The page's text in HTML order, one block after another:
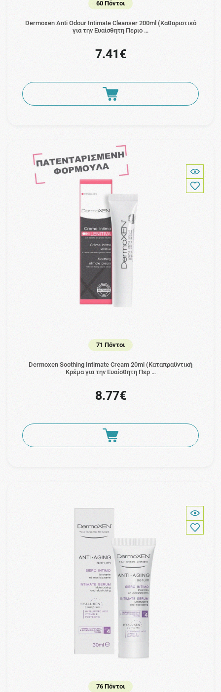
60 Πόντοι
Dermoxen Anti Odour Intimate Cleanser 200ml (Καθαριστικό
για την Ευαίσθητη Περιο …
7.41€
71 Πόντοι
Dermoxen Soothing Intimate Cream 20ml (Καταπραϋντική
Κρέμα για την Ευαίσθητη Περ …
8.77€
76 Πόντοι